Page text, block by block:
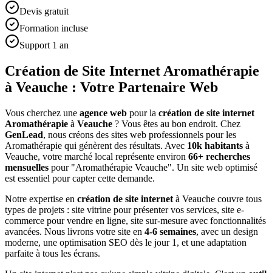
Devis gratuit
Formation incluse
Support 1 an
Création de Site Internet Aromathérapie
à Veauche : Votre Partenaire Web
Vous cherchez une agence web pour la création de site internet
Aromathérapie à Veauche ? Vous êtes au bon endroit. Chez
GenLead, nous créons des sites web professionnels pour les
Aromathérapie qui génèrent des résultats. Avec 10k habitants à
Veauche, votre marché local représente environ 66+ recherches
mensuelles pour "Aromathérapie Veauche". Un site web optimisé
est essentiel pour capter cette demande.
Notre expertise en création de site internet à Veauche couvre tous
types de projets : site vitrine pour présenter vos services, site e-
commerce pour vendre en ligne, site sur-mesure avec fonctionnalités
avancées. Nous livrons votre site en 4-6 semaines, avec un design
moderne, une optimisation SEO dès le jour 1, et une adaptation
parfaite à tous les écrans.